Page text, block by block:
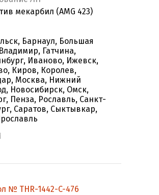
мекарбил (AMG 423)
Барнаул, Большая
Гатчина,
Иваново, Ижевск,
Киров, Королев,
Москва, Нижний
Новосибирск, Омск,
Пенза, Рославль, Санкт-
Саратов, Сыктывкар,
№ THR-1442-C-476